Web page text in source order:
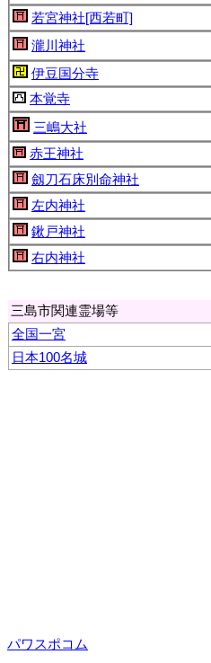
若宮神社[西若町]
瀧川神社
伊豆国分寺
本覚寺
三嶋大社
赤王神社
劔刀石床別命神社
左内神社
鍬戸神社
右内神社
三島市関連霊場等
全国一宮
日本100名城
パワスポコム